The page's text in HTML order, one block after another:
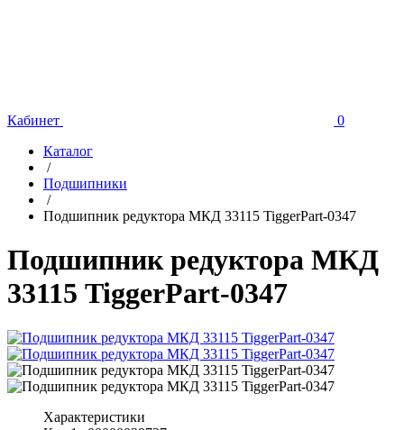
Кабинет
0
Каталог
/
Подшипники
/
Подшипник редуктора МКД 33115 TiggerPart-0347
Подшипник редуктора МКД
33115 TiggerPart-0347
Характеристики